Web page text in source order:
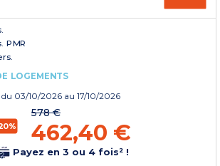
PMR
LOGEMENTS
du 03/10/2026 au 17/10/2026
578 €
462,40 €
Payez en 3 ou 4 fois² !